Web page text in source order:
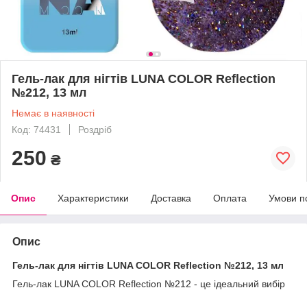
Гель-лак для нігтів LUNA COLOR Reflection
№212, 13 мл
Немає в наявності
Код: 74431
Роздріб
250 ₴
Опис Характеристики Доставка Оплата Умови
Опис
Гель-лак для нігтів LUNA COLOR Reflection №212, 13 мл
Гель-лак LUNA COLOR Reflection №212 - це ідеальний вибір